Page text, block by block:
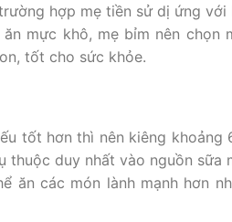
hợp mẹ tiền sử dị ứng
mực khô, mẹ bỉm nên chọn
tốt cho sức khỏe.
tốt hơn thì nên kiêng khoảng
duy nhất vào nguồn sữa
ăn các món lành mạnh hơn